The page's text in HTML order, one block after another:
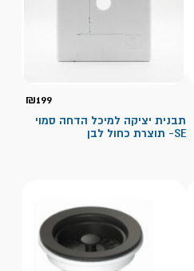
₪199
תבנית יציקה למיכל הדחה סמוי
SE- תוצרת כחול לבן